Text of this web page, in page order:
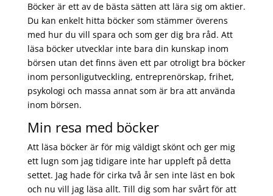
Böcker är ett av de bästa sätten att lära sig om aktier.
Du kan enkelt hitta böcker som stämmer överens
med hur du vill spara och som ger dig bra råd. Att
läsa böcker utvecklar inte bara din kunskap inom
börsen utan det finns även ett par otroligt bra böcker
inom personligutveckling, entreprenörskap, frihet,
psykologi och massa annat som är bra att använda
inom börsen.
Min resa med böcker
Att läsa böcker är för mig väldigt skönt och ger mig
ett lugn som jag tidigare inte har uppleft på detta
settet. Jag hade för cirka två år sen inte läst en bok
och nu vill jag läsa allt. Till dig som har svårt för att